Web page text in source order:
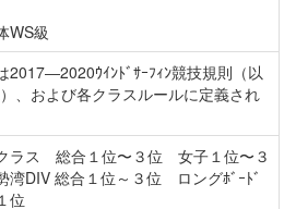
級
2017―2020ｳｲﾝﾄﾞｻｰﾌｨﾝ競技規則（以
、および各クラスルールに定義され
ラス 総合１位〜３位 女子１位〜３
DIV 総合１位～３位 ロングﾎﾞｰﾄﾞ
位